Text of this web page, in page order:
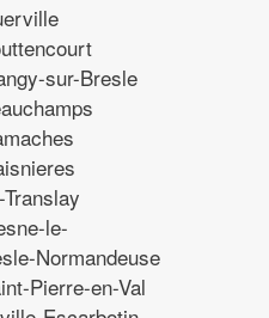
sur-Bresle
Translay
le-
Normandeuse
Pierre-en-Val